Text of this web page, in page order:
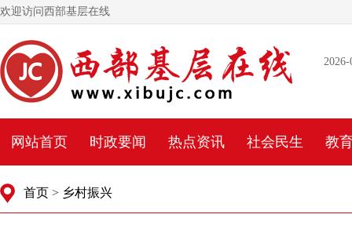
欢迎访问西部基层在线
2026-
网站首页 时政要闻 热点资讯 社会民生 教
首页 > 乡村振兴